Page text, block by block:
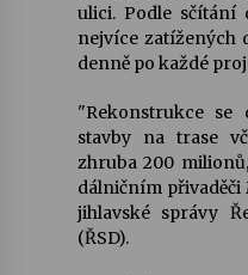
Letní
22. 7.
17. 7.
ulici. Podle
nejvíce zatížených
denně po každé
"Rekonstrukce se
stavby na trase
zhruba 200
dálničním přivaděči
jihlavské správy
(ŘSD).